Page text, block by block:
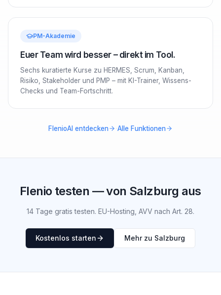
PM-Akademie
Euer Team wird besser – direkt im Tool.
Sechs kuratierte Kurse zu HERMES, Scrum, Kanban,
Risiko, Stakeholder und PMP – mit KI-Trainer, Wissens-
Checks und Team-Fortschritt.
FlenioAI entdecken Alle Funktionen
Flenio testen — von Salzburg aus
14 Tage gratis testen. EU-Hosting, AVV nach Art. 28.
Kostenlos starten Mehr zu Salzburg